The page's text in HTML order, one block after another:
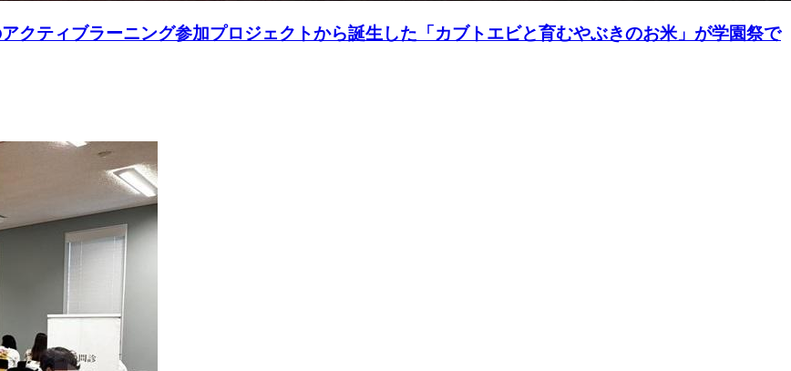
クティブラーニング参加プロジェクトから誕生した「カブトエビと育むやぶきのお米」が学園祭で